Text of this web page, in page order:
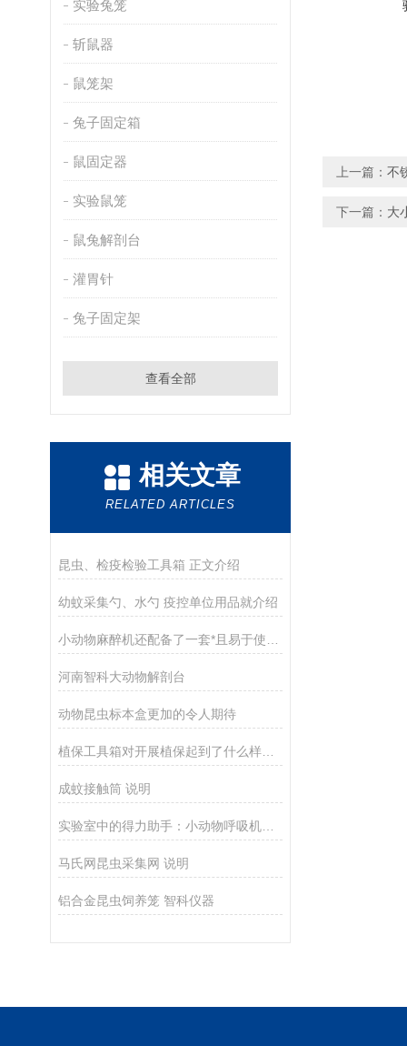
实验兔笼
斩鼠器
鼠笼架
兔子固定箱
鼠固定器
实验鼠笼
鼠兔解剖台
灌胃针
兔子固定架
查看全部
相关文章
RELATED ARTICLES
昆虫、检疫检验工具箱 正文介绍
幼蚊采集勺、水勺 疫控单位用品就介绍
河南智科大动物解剖台
动物昆虫标本盒更加的令人期待
植保工具箱对开展植保起到了什么样的作用
成蚊接触筒 说明
实验室中的得力助手：小动物呼吸机在科研中的应用
马氏网昆虫采集网 说明
铝合金昆虫饲养笼 智科仪器
上一篇： 不
下一篇： 大